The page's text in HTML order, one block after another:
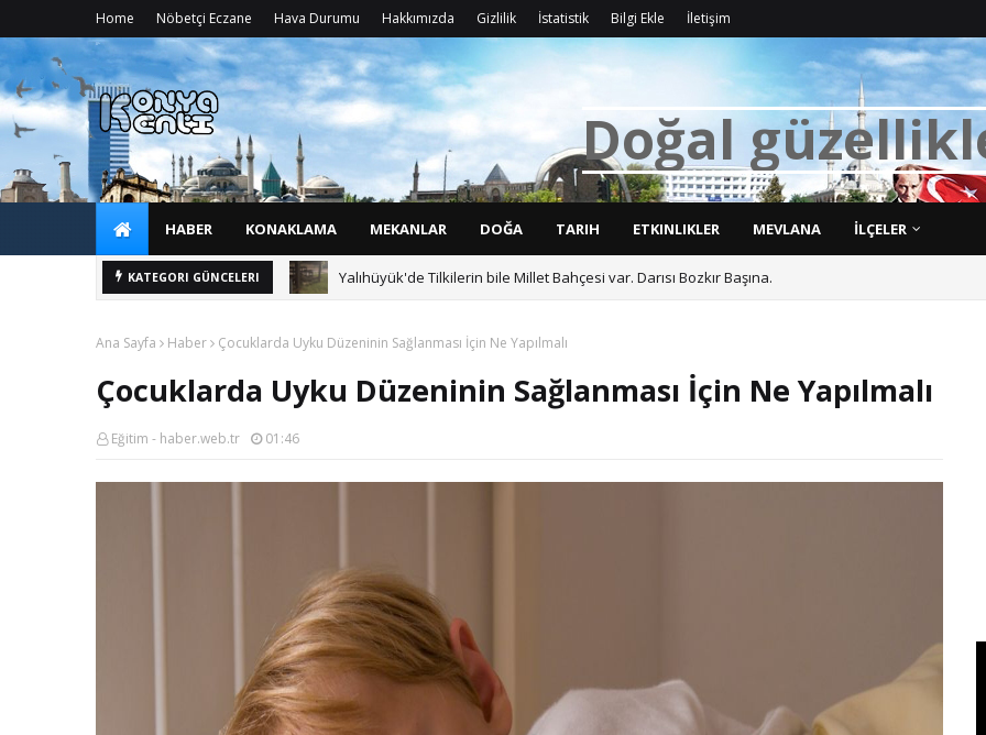
Home Nöbetçi Eczane Hava Durumu Hakkımızda Gizlilik İstatistik Bilgi Ekle İletişim
Doğal güzellikl
HABER KONAKLAMA MEKANLAR DOĞA TARIH ETKINLIKLER MEVLANA İLÇELER
KATEGORI GÜNCELERI Yalıhüyük'de Tilkilerin bile Millet Bahçesi var. Darısı Bozkır Başına.
Ana Sayfa Haber Çocuklarda Uyku Düzeninin Sağlanması İçin Ne Yapılmalı
Çocuklarda Uyku Düzeninin Sağlanması İçin Ne Yapılmalı
Eğitim - haber.web.tr 01:46